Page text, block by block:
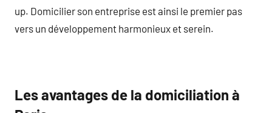
up. Domicilier son entreprise est ainsi le premier pas
vers un développement harmonieux et serein.
Les avantages de la domiciliation à